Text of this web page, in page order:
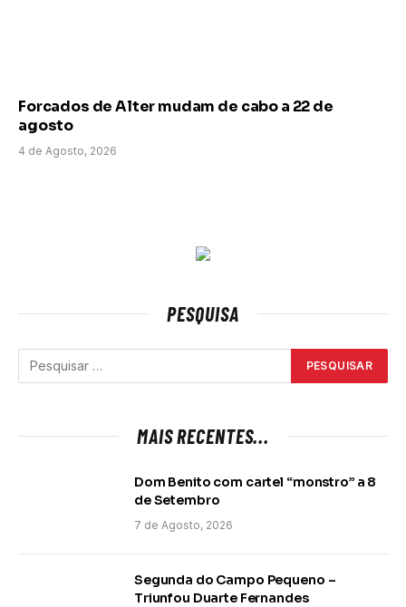
Forcados de Alter mudam de cabo a 22 de
agosto
4 de Agosto, 2026
PESQUISA
MAIS RECENTES...
Dom Benito com cartel “monstro” a 8
de Setembro
7 de Agosto, 2026
Segunda do Campo Pequeno –
Triunfou Duarte Fernandes